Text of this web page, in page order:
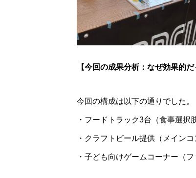
【今回の成果分析：なぜ効果的だ
今回の構成は以下の通りでした。
・フードトラック3台（食事選択
・クラフトビール提供（メインコ
・子ども向けゲームコーナー（フ